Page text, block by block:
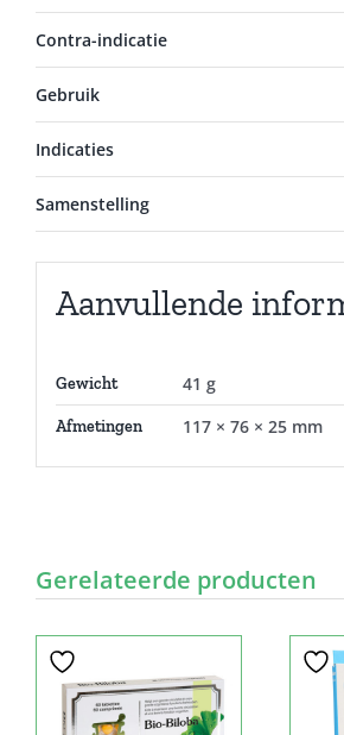
Contra-indicatie
Gebruik
Indicaties
Samenstelling
Aanvullende
Gewicht 41 g
Afmetingen 117 × 76 × 25 mm
Gerelateerde producten